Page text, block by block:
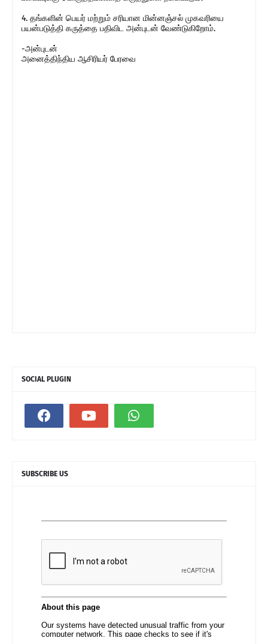
4. தங்களின் பெயர் மற்றும் சரியான மின்னஞ்சல் முகவரியை
பயன்படுத்தி கருத்தை பதிவிட அன்புடன் வேண்டுகிறோம்.
-அன்புடன்
அனைத்திந்திய ஆசிரியர் பேரவை
SOCIAL PLUGIN
SUBSCRIBE US